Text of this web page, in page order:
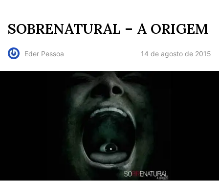
SOBRENATURAL – A ORIGEM
Eder Pessoa 14 de agosto de 2015